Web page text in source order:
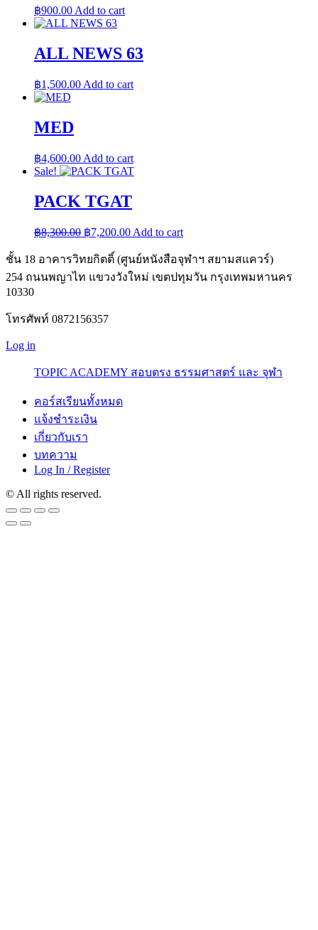
฿900.00 Add to cart
ALL NEWS 63
฿1,500.00 Add to cart
MED
฿4,600.00 Add to cart
Sale!
PACK TGAT
฿8,300.00 Original
was:
฿8,300.00.
฿7,200.00Current
is:
฿7,200.00.
Add to cart
ชั้น 18 อาคารวิทยกิตติ์ (ศูนย์หนังสือจุฬาฯ สยามสแควร์)
254 ถนนพญาไท แขวงวังใหม่ เขตปทุมวัน กรุงเทพมหานคร
10330
โทรศัพท์ 0872156357
Log in
TOPIC ACADEMY สอบตรง ธรรมศาสตร์ และ จุฬา
คอร์สเรียนทั้งหมด
แจ้งชำระเงิน
เกี่ยวกับเรา
บทความ
Log In / Register
© All rights reserved.